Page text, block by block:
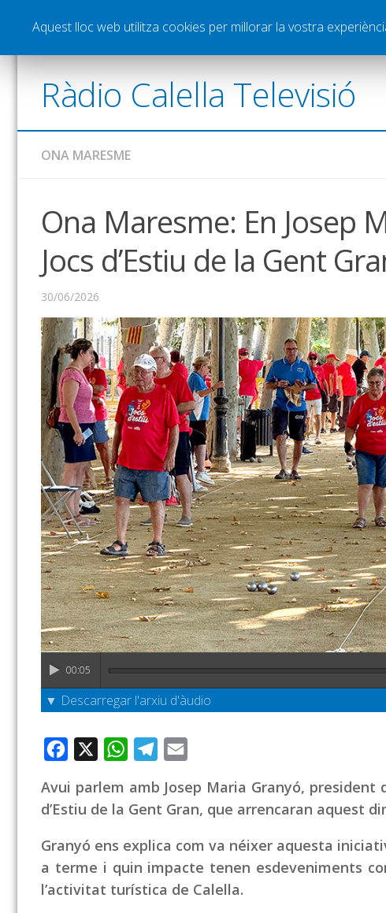
Notícies Esports Pòdcasts Vídeos Graella
Ràdio Calella Televisió
ONA MARESME
Ona Maresme: En Josep
Jocs d’Estiu de la Gent
30/06/2026
00:05
▼ Descarregar l'arxiu d'àudio
Facebook WhatsAppTelegram
Avui parlem amb Josep Maria Granyó, president
d’Estiu de la Gent Gran, que arrencaran aquest
Granyó ens explica com va néixer aquesta
a terme i quin impacte tenen esdeveniments
l’activitat turística de Calella.
Aquest lloc web utilitza cookies per millorar la vostra